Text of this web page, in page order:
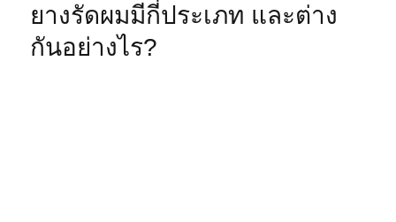
ยางรัดผมมีกี่ประเภท และต่าง
กันอย่างไร?